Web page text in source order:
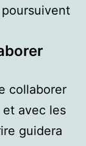
collaborer
avec les
guidera